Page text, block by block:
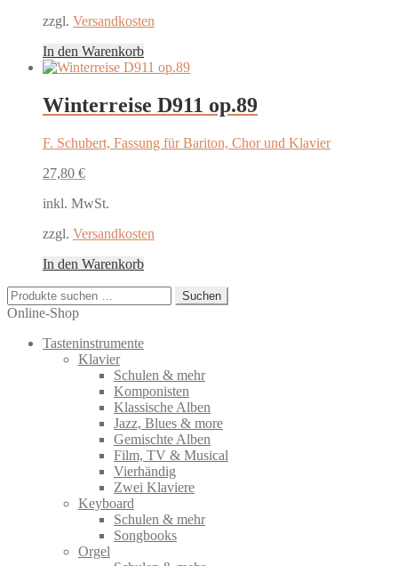
zzgl. Versandkosten
In den Warenkorb
Winterreise D911 op.89
F. Schubert, Fassung für Bariton, Chor und Klavier
27,80 €
inkl. MwSt.
zzgl. Versandkosten
In den Warenkorb
Suchen
nach:
Suchen
Online-Shop
Tasteninstrumente
Klavier
Schulen & mehr
Komponisten
Klassische Alben
Jazz, Blues & more
Gemischte Alben
Film, TV & Musical
Vierhändig
Zwei Klaviere
Keyboard
Schulen & mehr
Songbooks
Orgel